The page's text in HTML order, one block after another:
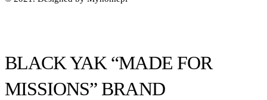
BLACK YAK “MADE FOR
MISSIONS” BRAND